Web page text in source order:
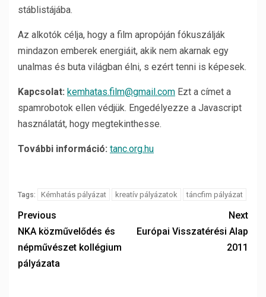
stáblistájába.
Az alkotók célja, hogy a film apropóján fókuszálják
mindazon emberek energiáit, akik nem akarnak egy
unalmas és buta világban élni, s ezért tenni is képesek.
Kapcsolat: kemhatas.film@gmail.com Ezt a címet a
spamrobotok ellen védjük. Engedélyezze a Javascript
használatát, hogy megtekinthesse.
További információ: tanc.org.hu
Tags: Kémhatás pályázat kreatív pályázatok táncfim pályázat
Previous
NKA közművelődés és
népművészet kollégium
pályázata
Next
Európai Visszatérési Alap
2011